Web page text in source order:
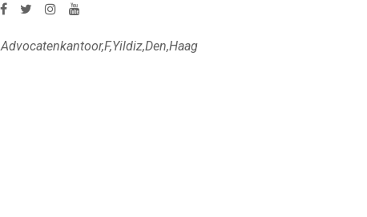
Advocatenkantoor,F,Yildiz,Den,Haag